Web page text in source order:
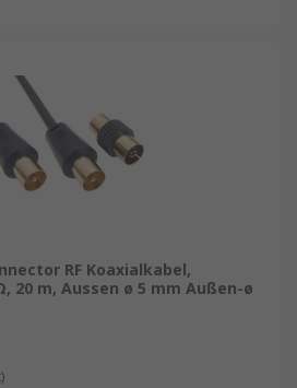
RF Koaxialkabel,
20 m, Aussen ø 5 mm Außen-ø